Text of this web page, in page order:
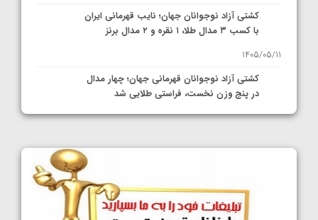
کشتی آزاد نوجوانان جهان؛ نایب قهرمانی ایران
با کسب ۳ مدال طلا، ۱ نقره و ۲ مدال برنز
1405/05/11
کشتی آزاد نوجوانان قهرمانی جهان؛ چهار مدال
در پنج وزن نخست، فراستی طلایی شد
1405/05/11
کشتی آزاد نوجوانان جهان؛ رقبای نمایندگان